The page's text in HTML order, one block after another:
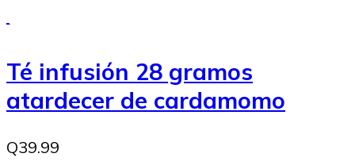
Té infusión 28 gramos
atardecer de cardamomo
Q39.99